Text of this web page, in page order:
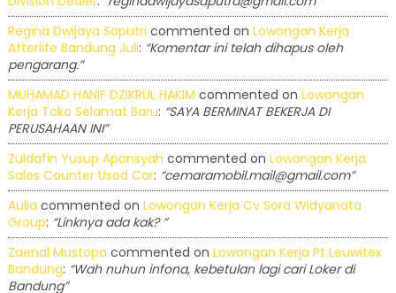
Regina Dwijaya Saputri commented on Lowongan Kerja
Afterlife Bandung Juli: “Komentar ini telah dihapus oleh
pengarang.”
MUHAMAD HANIF DZIKRUL HAKIM commented on Lowongan
Kerja Toko Selamat Baru: “SAYA BERMINAT BEKERJA DI
PERUSAHAAN INI”
Zuldafin Yusup Apansyah commented on Lowongan Kerja
Sales Counter Used Car: “cemaramobil.mail@gmail.com”
Aulia commented on Lowongan Kerja Cv Sora Widyanata
Group: “Linknya ada kak? ”
Zaenal Mustopa commented on Lowongan Kerja Pt Leuwitex
Bandung: “Wah nuhun infona, kebetulan lagi cari Loker di
Bandung”